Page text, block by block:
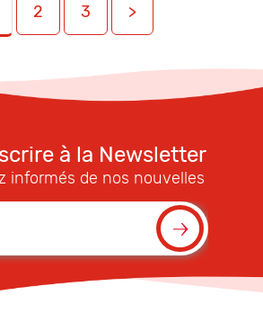
2 3 >
à la Newsletter
informés de nos nouvelles